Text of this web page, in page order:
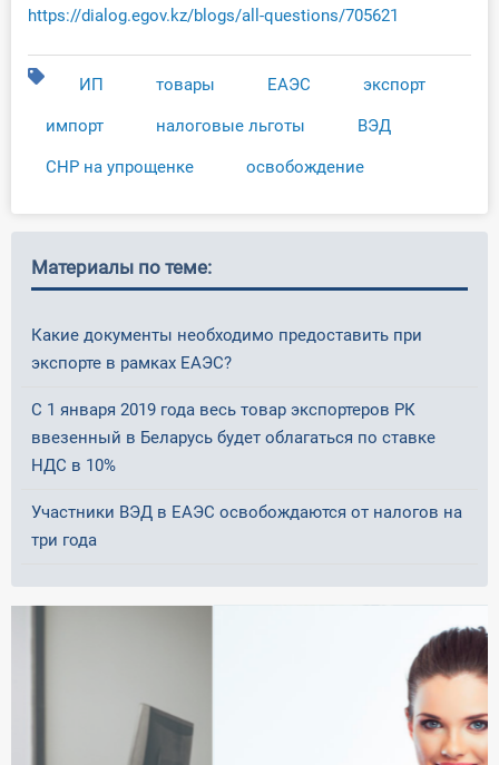
https://dialog.egov.kz/blogs/all-questions/705621
ИП товары ЕАЭС экспорт
импорт налоговые льготы ВЭД
СНР на упрощенке освобождение
Материалы по теме:
Какие документы необходимо предоставить при
экспорте в рамках ЕАЭС?
С 1 января 2019 года весь товар экспортеров РК
ввезенный в Беларусь будет облагаться по ставке
НДС в 10%
Участники ВЭД в ЕАЭС освобождаются от налогов на
три года